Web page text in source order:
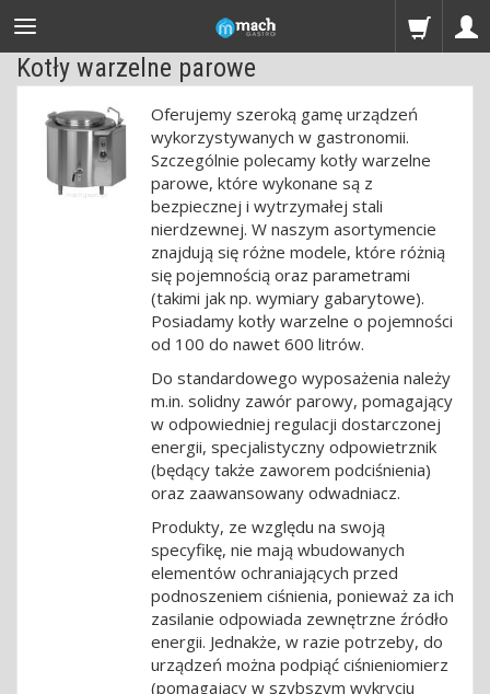
Kotły warzelne parowe
Oferujemy szeroką gamę urządzeń
wykorzystywanych w gastronomii.
Szczególnie polecamy kotły warzelne
parowe, które wykonane są z
bezpiecznej i wytrzymałej stali
nierdzewnej. W naszym asortymencie
znajdują się różne modele, które różnią
się pojemnością oraz parametrami
(takimi jak np. wymiary gabarytowe).
Posiadamy kotły warzelne o pojemności
od 100 do nawet 600 litrów.
Do standardowego wyposażenia należy
m.in. solidny zawór parowy, pomagający
w odpowiedniej regulacji dostarczonej
energii, specjalistyczny odpowietrznik
(będący także zaworem podciśnienia)
oraz zaawansowany odwadniacz.
Produkty, ze względu na swoją
specyfikę, nie mają wbudowanych
elementów ochraniających przed
podnoszeniem ciśnienia, ponieważ za ich
zasilanie odpowiada zewnętrzne źródło
energii. Jednakże, w razie potrzeby, do
urządzeń można podpiąć ciśnieniomierz
(pomagający w szybszym wykryciu